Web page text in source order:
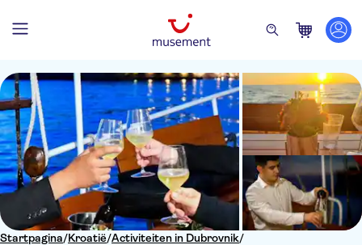
Startpagina/Kroatië/Activiteiten in Dubrovnik/